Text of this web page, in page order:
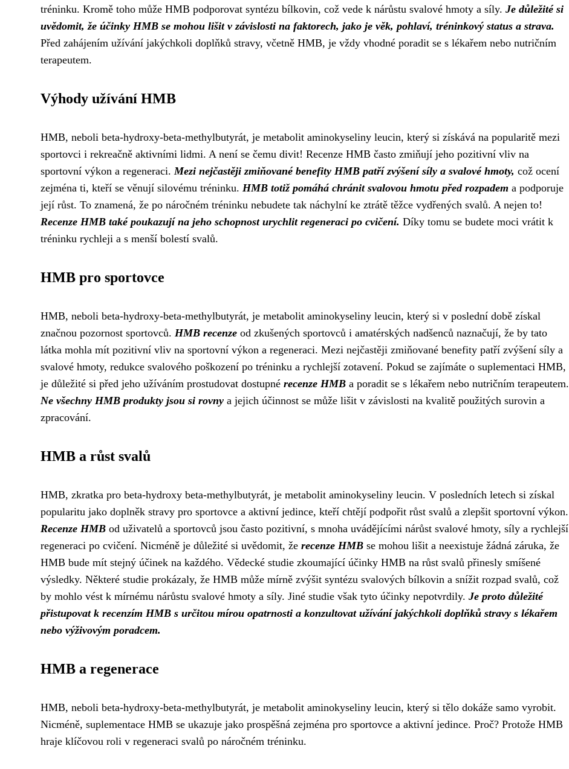
tréninku. Kromě toho může HMB podporovat syntézu bílkovin, což vede k nárůstu svalové hmoty a síly. Je důležité si
uvědomit, že účinky HMB se mohou lišit v závislosti na faktorech, jako je věk, pohlaví, tréninkový status a strava.
Před zahájením užívání jakýchkoli doplňků stravy, včetně HMB, je vždy vhodné poradit se s lékařem nebo nutričním
terapeutem.
Výhody užívání HMB
HMB, neboli beta-hydroxy-beta-methylbutyrát, je metabolit aminokyseliny leucin, který si získává na popularitě mezi
sportovci i rekreačně aktivními lidmi. A není se čemu divit! Recenze HMB často zmiňují jeho pozitivní vliv na
sportovní výkon a regeneraci. Mezi nejčastěji zmiňované benefity HMB patří zvýšení síly a svalové hmoty, což ocení
zejména ti, kteří se věnují silovému tréninku. HMB totiž pomáhá chránit svalovou hmotu před rozpadem a podporuje
její růst. To znamená, že po náročném tréninku nebudete tak náchylní ke ztrátě těžce vydřených svalů. A nejen to!
Recenze HMB také poukazují na jeho schopnost urychlit regeneraci po cvičení. Díky tomu se budete moci vrátit k
tréninku rychleji a s menší bolestí svalů.
HMB pro sportovce
HMB, neboli beta-hydroxy-beta-methylbutyrát, je metabolit aminokyseliny leucin, který si v poslední době získal
značnou pozornost sportovců. HMB recenze od zkušených sportovců i amatérských nadšenců naznačují, že by tato
látka mohla mít pozitivní vliv na sportovní výkon a regeneraci. Mezi nejčastěji zmiňované benefity patří zvýšení síly a
svalové hmoty, redukce svalového poškození po tréninku a rychlejší zotavení. Pokud se zajímáte o suplementaci HMB,
je důležité si před jeho užíváním prostudovat dostupné recenze HMB a poradit se s lékařem nebo nutričním terapeutem.
Ne všechny HMB produkty jsou si rovny a jejich účinnost se může lišit v závislosti na kvalitě použitých surovin a
zpracování.
HMB a růst svalů
HMB, zkratka pro beta-hydroxy beta-methylbutyrát, je metabolit aminokyseliny leucin. V posledních letech si získal
popularitu jako doplněk stravy pro sportovce a aktivní jedince, kteří chtějí podpořit růst svalů a zlepšit sportovní výkon.
Recenze HMB od uživatelů a sportovců jsou často pozitivní, s mnoha uvádějícími nárůst svalové hmoty, síly a rychlejší
regeneraci po cvičení. Nicméně je důležité si uvědomit, že recenze HMB se mohou lišit a neexistuje žádná záruka, že
HMB bude mít stejný účinek na každého. Vědecké studie zkoumající účinky HMB na růst svalů přinesly smíšené
výsledky. Některé studie prokázaly, že HMB může mírně zvýšit syntézu svalových bílkovin a snížit rozpad svalů, což
by mohlo vést k mírnému nárůstu svalové hmoty a síly. Jiné studie však tyto účinky nepotvrdily. Je proto důležité
přistupovat k recenzím HMB s určitou mírou opatrnosti a konzultovat užívání jakýchkoli doplňků stravy s lékařem
nebo výživovým poradcem.
HMB a regenerace
HMB, neboli beta-hydroxy-beta-methylbutyrát, je metabolit aminokyseliny leucin, který si tělo dokáže samo vyrobit.
Nicméně, suplementace HMB se ukazuje jako prospěšná zejména pro sportovce a aktivní jedince. Proč? Protože HMB
hraje klíčovou roli v regeneraci svalů po náročném tréninku.